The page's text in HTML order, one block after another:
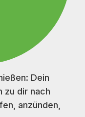
Dein
zu dir nach
anzünden,